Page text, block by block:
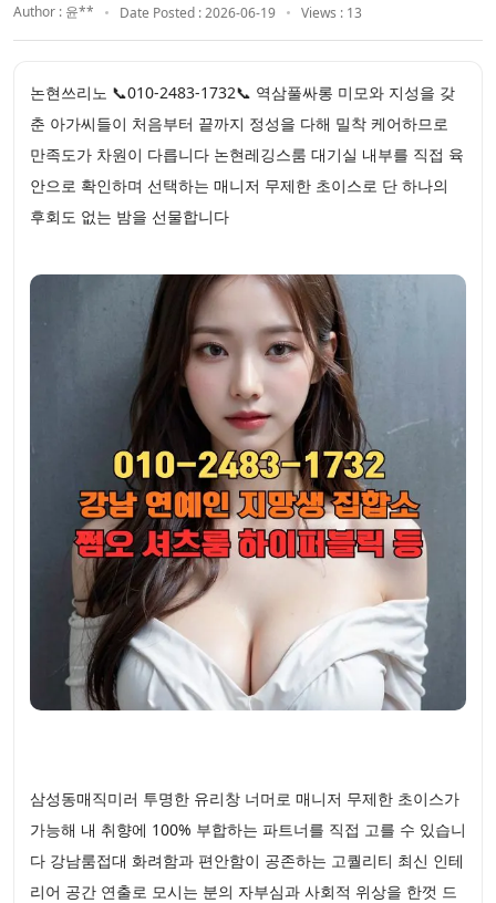
Author : 윤** Date Posted : 2026-06-19 Views : 13
논현쓰리노 📞010-2483-1732📞 역삼풀싸롱 미모와 지성을 갖
춘 아가씨들이 처음부터 끝까지 정성을 다해 밀착 케어하므로
만족도가 차원이 다릅니다 논현레깅스룸 대기실 내부를 직접 육
안으로 확인하며 선택하는 매니저 무제한 초이스로 단 하나의
후회도 없는 밤을 선물합니다
삼성동매직미러 투명한 유리창 너머로 매니저 무제한 초이스가
가능해 내 취향에 100% 부합하는 파트너를 직접 고를 수 있습니
다 강남룸접대 화려함과 편안함이 공존하는 고퀄리티 최신 인테
리어 공간 연출로 모시는 분의 자부심과 사회적 위상을 한껏 드